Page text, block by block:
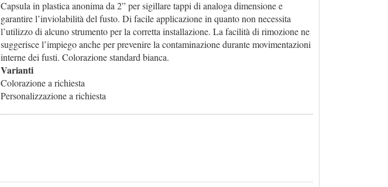
Capsula in plastica anonima da 2” per sigillare tappi di analoga dimensione e
garantire l’inviolabilità del fusto. Di facile applicazione in quanto non necessita
l’utilizzo di alcuno strumento per la corretta installazione. La facilità di rimozione ne
suggerisce l’impiego anche per prevenire la contaminazione durante movimentazioni
interne dei fusti. Colorazione standard bianca.
Varianti
Colorazione a richiesta
Personalizzazione a richiesta